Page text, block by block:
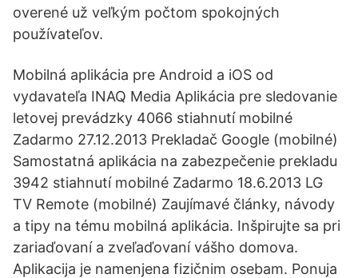
overené už veľkým počtom spokojných
používateľov.
Mobilná aplikácia pre Android a iOS od
vydavateľa INAQ Media Aplikácia pre sledovanie
letovej prevádzky 4066 stiahnutí mobilné
Zadarmo 27.12.2013 Prekladač Google (mobilné)
Samostatná aplikácia na zabezpečenie prekladu
3942 stiahnutí mobilné Zadarmo 18.6.2013 LG
TV Remote (mobilné) Zaujímavé články, návody
a tipy na tému mobilná aplikácia. Inšpirujte sa pri
zariaďovaní a zveľaďovaní vášho domova.
Aplikacija je namenjena fizičnim osebam. Ponuja